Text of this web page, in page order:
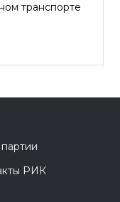
транспорте
РИК